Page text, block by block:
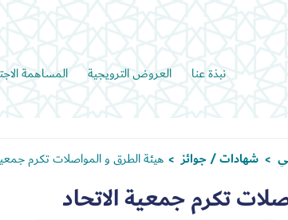
نبذة عنا العروض الترويجية المساهمة
> شهادات / جوائز > هيئة الطرق و المواصلات تكرم
تكرم جمعية الاتحاد